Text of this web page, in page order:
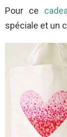
Pour ce
spéciale et un